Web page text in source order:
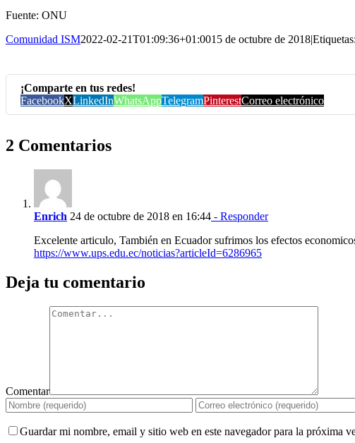
Fuente: ONU
Comunidad ISM2022-02-21T01:09:36+01:0015 de octubre de 2018|Etiquetas:
¡Comparte en tus redes!
FacebookXLinkedInWhatsAppTelegramPinterestCorreo electrónico
2 Comentarios
Enrich 24 de octubre de 2018 en 16:44 - Responder
Excelente articulo, También en Ecuador sufrimos los efectos
https://www.ups.edu.ec/noticias?articleId=6286965
Deja tu comentario
Comentar
Guardar mi nombre, email y sitio web en este navegador para la próxima